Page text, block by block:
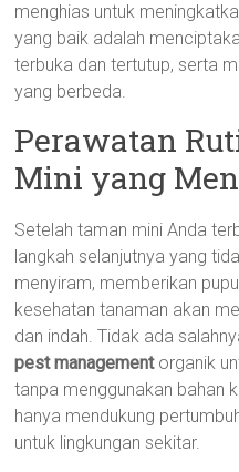
menghias untuk
yang baik adalah
terbuka dan tertutup, serta
yang berbeda.
Perawatan
Mini yang
Setelah taman mini Anda
langkah selanjutnya yang
menyiram, memberikan
kesehatan tanaman akan
dan indah. Tidak ada
pest managementorganik
tanpa menggunakan bahan
hanya mendukung
untuk lingkungan sekitar.